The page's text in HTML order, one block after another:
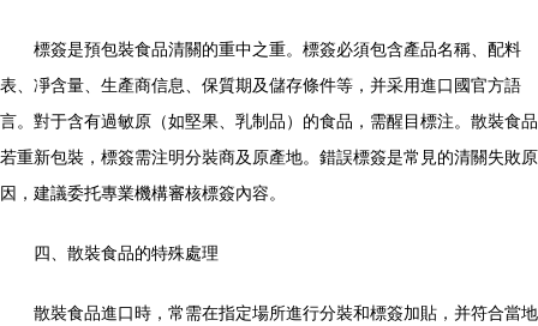
標簽是預包裝食品清關的重中之重。標簽必須包含產品名稱、配料
表、凈含量、生產商信息、保質期及儲存條件等，并采用進口國官方語
言。對于含有過敏原（如堅果、乳制品）的食品，需醒目標注。散裝食品
若重新包裝，標簽需注明分裝商及原產地。錯誤標簽是常見的清關失敗原
因，建議委托專業機構審核標簽內容。
四、散裝食品的特殊處理
散裝食品進口時，常需在指定場所進行分裝和標簽加貼，并符合當地